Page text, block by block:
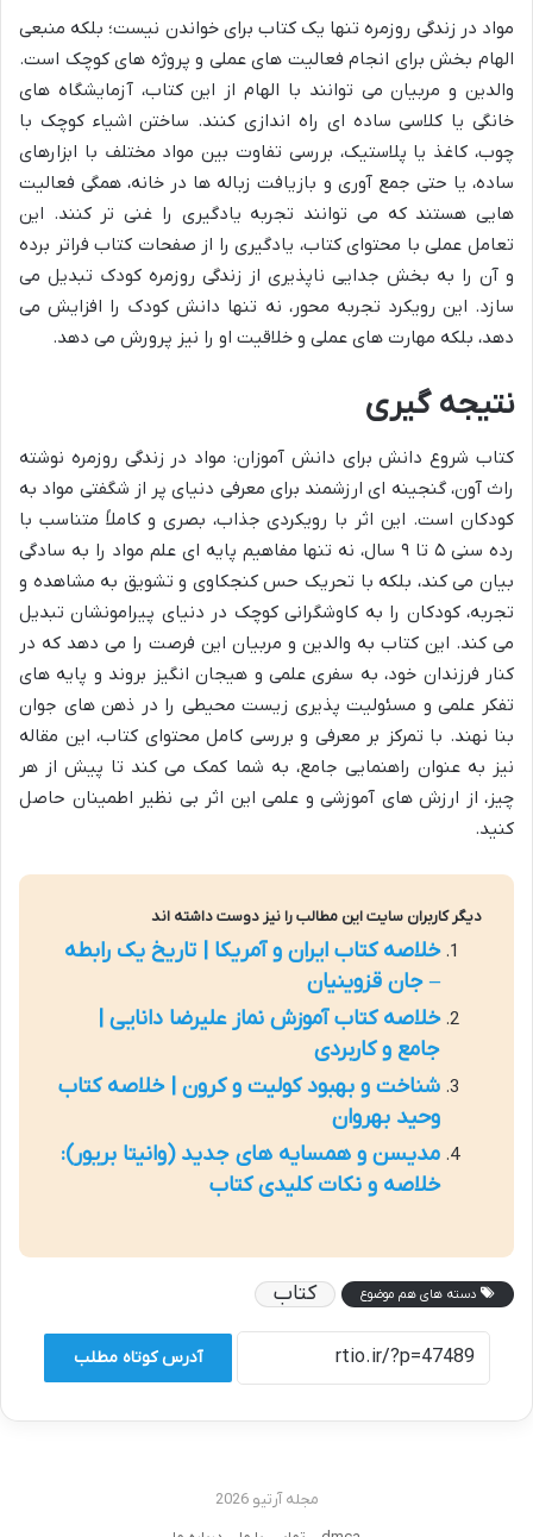
مواد در زندگی روزمره تنها یک کتاب برای خواندن نیست؛ بلکه منبعی
الهام بخش برای انجام فعالیت های عملی و پروژه های کوچک است.
والدین و مربیان می توانند با الهام از این کتاب، آزمایشگاه های
خانگی یا کلاسی ساده ای راه اندازی کنند. ساختن اشیاء کوچک با
چوب، کاغذ یا پلاستیک، بررسی تفاوت بین مواد مختلف با ابزارهای
ساده، یا حتی جمع آوری و بازیافت زباله ها در خانه، همگی فعالیت
هایی هستند که می توانند تجربه یادگیری را غنی تر کنند. این
تعامل عملی با محتوای کتاب، یادگیری را از صفحات کتاب فراتر برده
و آن را به بخش جدایی ناپذیری از زندگی روزمره کودک تبدیل می
سازد. این رویکرد تجربه محور، نه تنها دانش کودک را افزایش می
دهد، بلکه مهارت های عملی و خلاقیت او را نیز پرورش می دهد.
نتیجه گیری
کتاب شروع دانش برای دانش آموزان: مواد در زندگی روزمره نوشته
راث آون، گنجینه ای ارزشمند برای معرفی دنیای پر از شگفتی مواد به
کودکان است. این اثر با رویکردی جذاب، بصری و کاملاً متناسب با
رده سنی ۵ تا ۹ سال، نه تنها مفاهیم پایه ای علم مواد را به سادگی
بیان می کند، بلکه با تحریک حس کنجکاوی و تشویق به مشاهده و
تجربه، کودکان را به کاوشگرانی کوچک در دنیای پیرامونشان تبدیل
می کند. این کتاب به والدین و مربیان این فرصت را می دهد که در
کنار فرزندان خود، به سفری علمی و هیجان انگیز بروند و پایه های
تفکر علمی و مسئولیت پذیری زیست محیطی را در ذهن های جوان
بنا نهند. با تمرکز بر معرفی و بررسی کامل محتوای کتاب، این مقاله
نیز به عنوان راهنمایی جامع، به شما کمک می کند تا پیش از هر
چیز، از ارزش های آموزشی و علمی این اثر بی نظیر اطمینان حاصل
کنید.
دیگر کاربران سایت این مطالب را نیز دوست داشته اند
خلاصه کتاب ایران و آمریکا | تاریخ یک رابطه
– جان قزوینیان
خلاصه کتاب آموزش نماز علیرضا دانایی |
جامع و کاربردی
شناخت و بهبود کولیت و کرون | خلاصه کتاب
وحید بهروان
مدیسن و همسایه های جدید (وانیتا بریور):
خلاصه و نکات کلیدی کتاب
دسته های هم موضوع کتاب
آدرس کوتاه مطلب
مجله آرتیو 2026